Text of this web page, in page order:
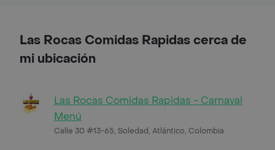
Las Rocas Comidas Rapidas cerca de
mi ubicación
Las Rocas Comidas Rapidas - Carnaval
Menú
Calle 30 #13-65, Soledad, Atlántico, Colombia